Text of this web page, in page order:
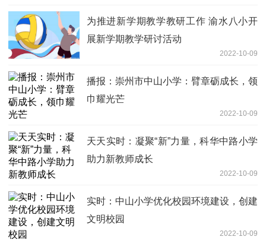
为推进新学期教学教研工作 渝水八小开
展新学期教学研讨活动
2022-10-09
播报：崇州市中山小学：臂章砺成长，领
巾耀光芒
2022-10-09
天天实时：凝聚“新”力量，科华中路小学
助力新教师成长
2022-10-09
实时：中山小学优化校园环境建设，创建
文明校园
2022-10-09